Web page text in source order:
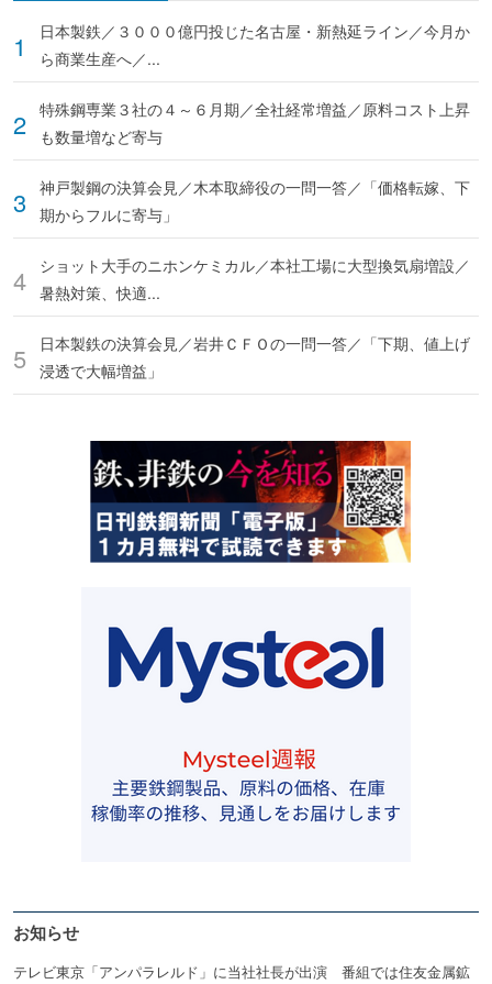
日本製鉄／３０００億円投じた名古屋・新熱延ライン／今月か
ら商業生産へ／...
特殊鋼専業３社の４～６月期／全社経常増益／原料コスト上昇
も数量増など寄与
神戸製鋼の決算会見／木本取締役の一問一答／「価格転嫁、下
期からフルに寄与」
ショット大手のニホンケミカル／本社工場に大型換気扇増設／
暑熱対策、快適...
日本製鉄の決算会見／岩井ＣＦＯの一問一答／「下期、値上げ
浸透で大幅増益」
お知らせ
テレビ東京「アンパラレルド」に当社社長が出演 番組では住友金属鉱